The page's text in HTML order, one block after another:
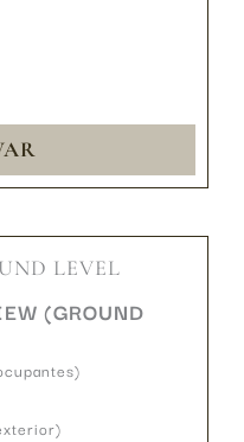
(GROUND